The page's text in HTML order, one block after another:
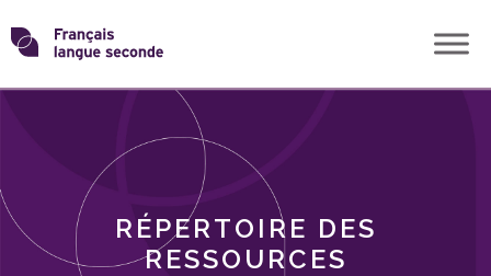
Skip
toTransformons
langue
RÉPERTOIRE DES
RESSOURCES
THÈMES